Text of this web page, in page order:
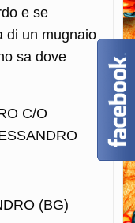
e se
di un mugnaio
sa dove
C/O
(BG)